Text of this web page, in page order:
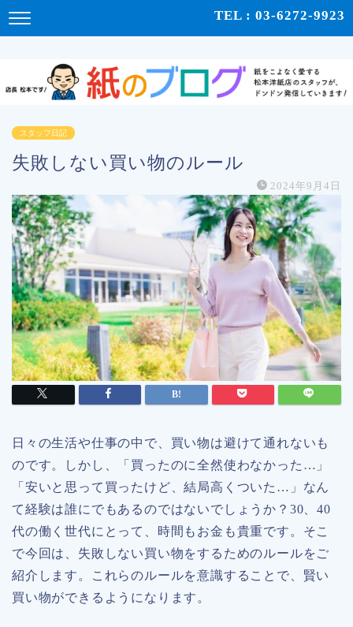
TEL : 03-6272-9923
スタッフ日記
失敗しない買い物のルール
2024年9月4日
日々の生活や仕事の中で、買い物は避けて通れないも
のです。しかし、「買ったのに全然使わなかった…」
「安いと思って買ったけど、結局高くついた…」なん
て経験は誰にでもあるのではないでしょうか？30、40
代の働く世代にとって、時間もお金も貴重です。そこ
で今回は、失敗しない買い物をするためのルールをご
紹介します。これらのルールを意識することで、賢い
買い物ができるようになります。